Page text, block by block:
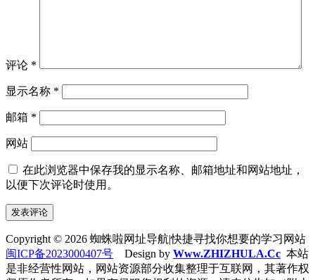
评论 *
显示名称 *
邮箱 *
网站
在此浏览器中保存我的显示名称、邮箱地址和网站地址，
以便下次评论时使用。
Copyright © 2026 蜘蛛啦网址导航|快捷寻找你想要的学习网站
闽ICP备2023000407号 Design by Www.ZHIZHULA.Cc 本站
是非经营性网站，网站资源部分收集整理于互联网，其著作权